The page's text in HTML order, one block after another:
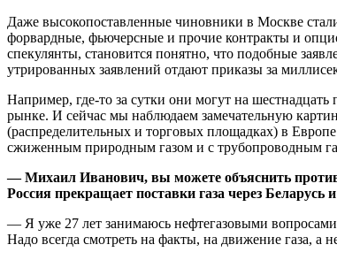
Даже высокопоставленные чиновники в Москве
форвардные, фьючерсные и прочие контракты и
спекулянты, становится понятно, что подобные
утрированных заявлений отдают приказы за
Например, где-то за сутки они могут на
рынке. И сейчас мы наблюдаем замечательную
(распределительных и торговых площадках) в
сжиженным природным газом и с трубопроводным
— Михаил Иванович, вы можете объяснить
Россия прекращает поставки газа через
— Я уже 27 лет занимаюсь нефтегазовыми
Надо всегда смотреть на факты, на движение газа, а